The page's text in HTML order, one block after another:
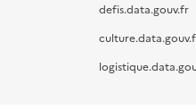
defis.data.gouv.fr